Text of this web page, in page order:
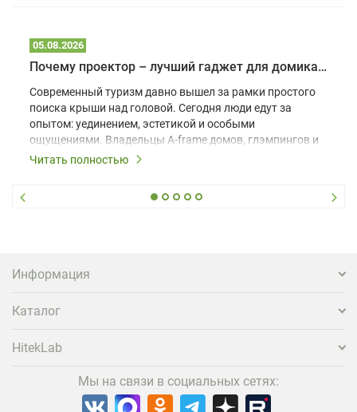
05.08.2026
Почему проектор – лучший гаджет для домика в глэмпинге
Современный туризм давно вышел за рамки простого
поиска крыши над головой. Сегодня люди едут за
опытом: уединением, эстетикой и особыми
ощущениями. Владельцы A-frame домов, глэмпингов и
шале понимают, что конкуренция растет, и
вернуться и поделиться впечатлениями в соцсетях,
проектора.
Читать полностью
Информация
Каталог
HitekLab
Мы на связи в социальных сетях: